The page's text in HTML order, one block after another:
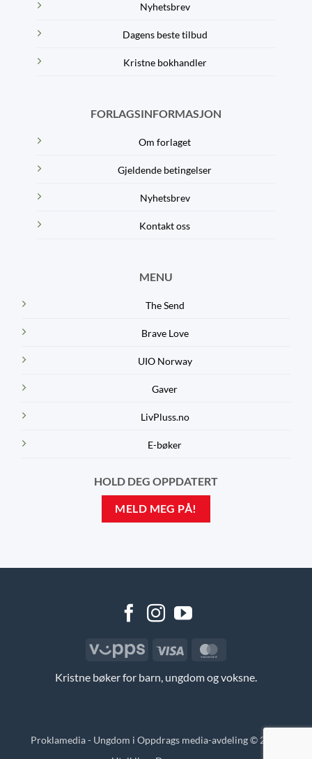
Nyhetsbrev
Dagens beste tilbud
Kristne bokhandler
FORLAGSINFORMASJON
Om forlaget
Gjeldende betingelser
Nyhetsbrev
Kontakt oss
MENU
The Send
Brave Love
UIO Norway
Gaver
LivPluss.no
E-bøker
HOLD DEG OPPDATERT
MELD MEG PÅ!
Kristne bøker for barn, ungdom og voksne.
Vipps Visa
Proklamedia - Ungdom i Oppdrags media-avdeling © 2026